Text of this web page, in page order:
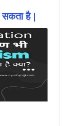
है |